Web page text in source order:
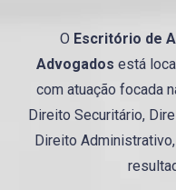
O Escritório de
Advogados está
com atuação focada
Direito Securitário,
Direito